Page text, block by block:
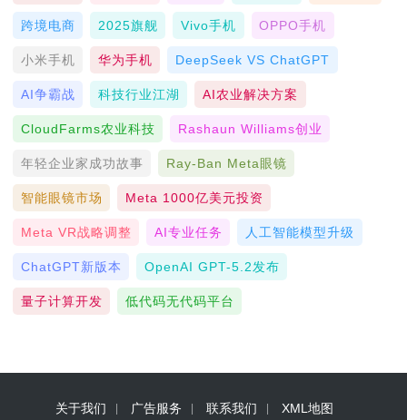
跨境电商 2025旗舰 Vivo手机 OPPO手机
小米手机 华为手机 DeepSeek VS ChatGPT
AI争霸战 科技行业江湖 AI农业解决方案
CloudFarms农业科技 Rashaun Williams创业
年轻企业家成功故事 Ray-Ban Meta眼镜
智能眼镜市场 Meta 1000亿美元投资
Meta VR战略调整 AI专业任务 人工智能模型升级
ChatGPT新版本 OpenAI GPT-5.2发布
量子计算开发 低代码无代码平台
关于我们 广告服务 联系我们 XML地图